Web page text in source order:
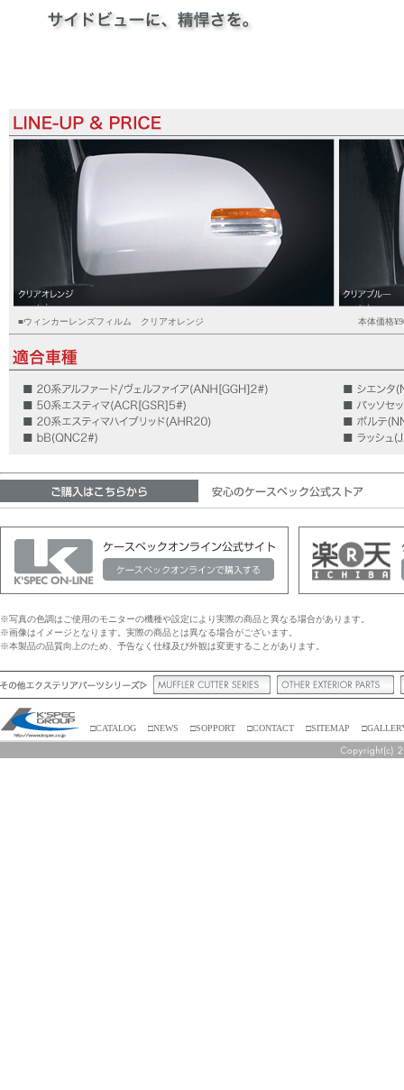
■ウィンカーレンズフィルム クリアオレンジ 本体価格¥
※写真の色調はご使用のモニターの機種や設定により実際の商品と異なる場合があります。
※画像はイメージとなります。実際の商品とは異なる場合がございます。
※本製品の品質向上のため、予告なく仕様及び外観は変更することがあります。
□CATALOG □NEWS □SOPPORT □CONTACT □SITEMAP